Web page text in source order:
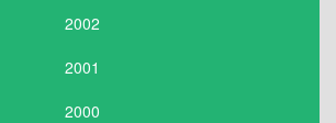
2002
2001
2000